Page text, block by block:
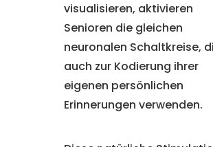
visualisieren, aktivieren
Senioren die gleichen
neuronalen Schaltkreise,
auch zur Kodierung ihrer
eigenen persönlichen
Erinnerungen verwenden.